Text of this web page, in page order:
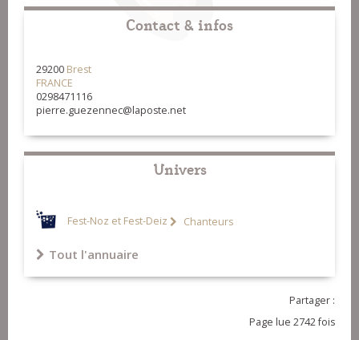
Contact & infos
29200 Brest
FRANCE
0298471116
pierre.guezennec@laposte.net
Univers
Fest-Noz et Fest-Deiz Chanteurs
Tout l'annuaire
Partager :
Page lue 2742 fois